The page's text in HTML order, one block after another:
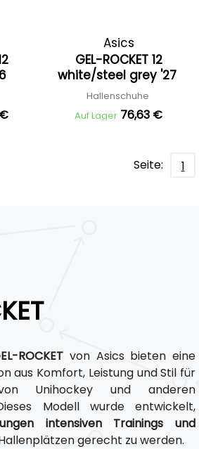
Asics
GEL-ROCKET 12
white/steel grey '27
Hallenschuhe
Auf Lager 76,63 €
Seite: 1
ROCKET von Asics bieten eine
aus Komfort, Leistung und Stil für
Unihockey und anderen
Modell wurde entwickelt,
intensiven Trainings und
gerecht zu werden.